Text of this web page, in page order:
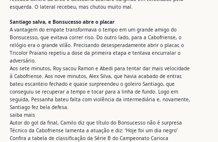
esquerda. O lateral recebeu, mas chutou muito mal.
Santiago salva, e Bonsucesso abre o placar
A vantagem do empate transformava o tempo em um grande amigo do
Bonsucesso, que evitava correr riso. Do outro lado, para a Cabofriense, o
relógio era o grande vilão. Precisando desesperadamente abrir o placar, o
Tricolor Praiano repetiu a dose da primeira etapa e tentava encurralar o
adversário.
Aos sete minutos, Roy sacou Ramon e Abedi para tentar dar mais velocidade
à Cabofriense. Aos nove minutos, Alex Silva, que havia acabado de entrar,
bateu escanteio fechado e quase surpreendeu o goleiro Santiago, que
conseguiu se recuperar a tempo e tocar para a linha de fundo. Logo em
seguida, Pessanha bateu falta com violência da intermediária e, novamente,
Santiago fez bela defesa.
saiba mais
Autor do gol da final, Camilo diz que título do Bonsucesso não é surpresa
Técnico da Cabofriense lamenta a atuação e diz: ‘Hoje foi um dia negro’
Confira a tabela de classificação da Série B do Campeonato Carioca